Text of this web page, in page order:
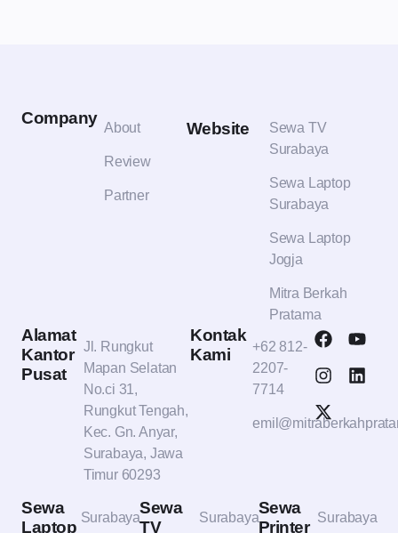
Sewa
Laptop
Surabaya
Sewa
TV
Surabaya
Sewa
Printer
Surabaya
Company
About
Review
Partner
Website
Sewa TV
Surabaya
Sewa Laptop
Surabaya
Sewa Laptop
Jogja
Mitra Berkah
Pratama
Alamat
Kantor
Pusat
Jl. Rungkut
Mapan Selatan
No.ci 31,
Rungkut Tengah,
Kec. Gn. Anyar,
Surabaya, Jawa
Timur 60293
Kontak
Kami
+62 812-
2207-
7714